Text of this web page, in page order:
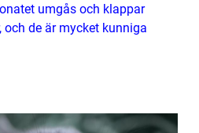
umgås och klappar
de är mycket kunniga